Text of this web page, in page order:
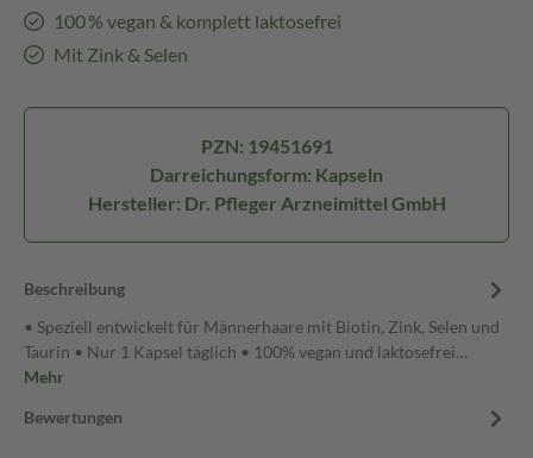
100 % vegan & komplett laktosefrei
Mit Zink & Selen
PZN: 19451691
Darreichungsform: Kapseln
Hersteller: Dr. Pfleger Arzneimittel GmbH
Beschreibung
• Speziell entwickelt für Männerhaare mit Biotin, Zink, Selen und
Taurin • Nur 1 Kapsel täglich • 100% vegan und laktosefrei…
Mehr
Bewertungen